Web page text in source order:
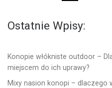
Ostatnie Wpisy:
Konopie włókniste outdoor –
miejscem do ich uprawy?
Mixy nasion konopi –